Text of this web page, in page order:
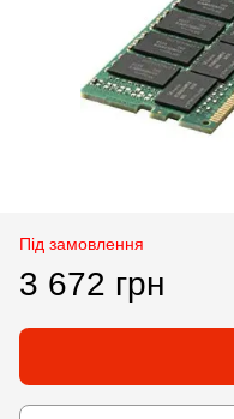
Під замовлення
3 672 грн